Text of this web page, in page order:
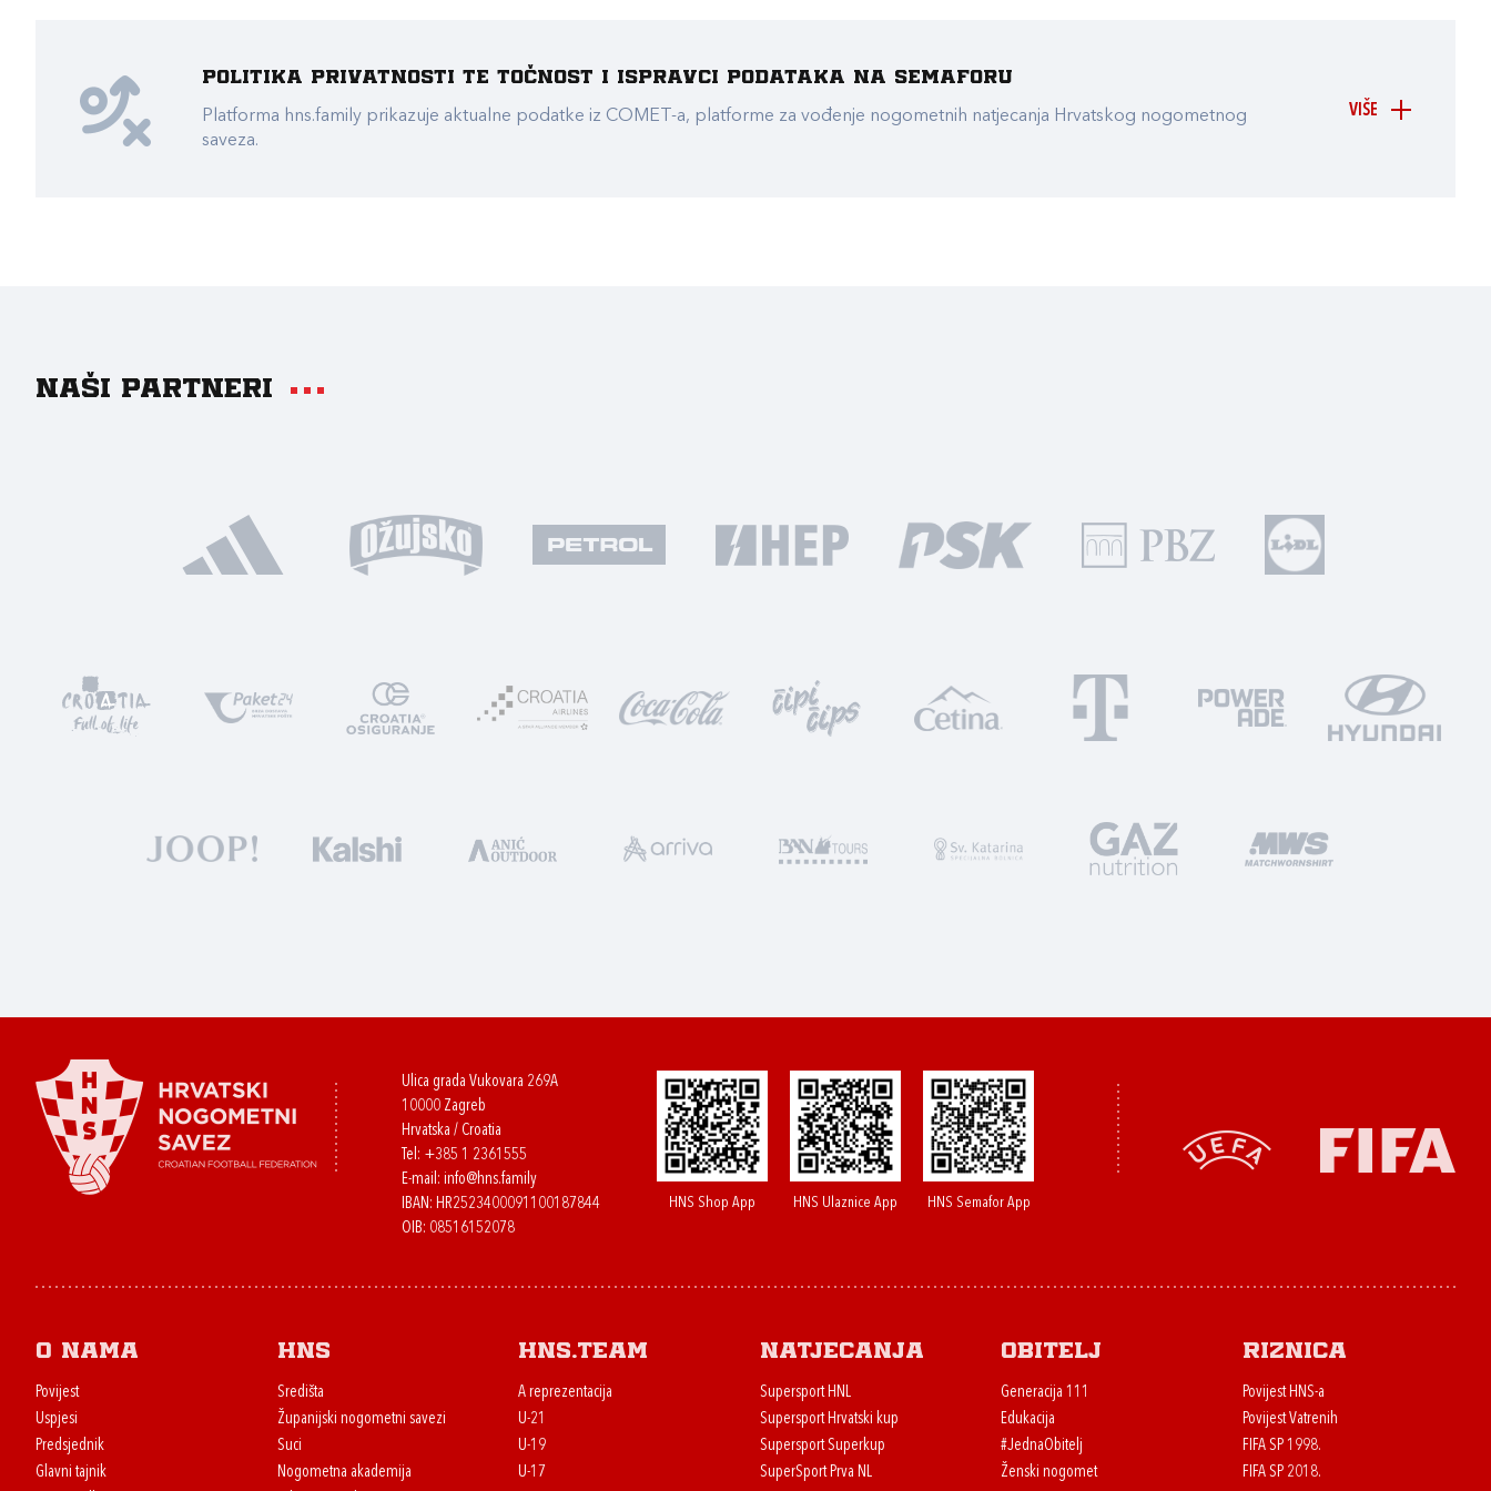
VIŠE
Politika privatnosti te točnost i ispravci podataka na Semaforu
Platforma hns.family prikazuje aktualne podatke iz COMET-a, platforme za vođenje nogometnih natjecanja Hrvatskog nogometnog
saveza.
Naši partneri
Ulica grada Vukovara 269A
10000 Zagreb
Hrvatska / Croatia
Tel: +385 1 2361555
E-mail: info@hns.family
IBAN: HR2523400091100187844
OIB: 08516152078
HNS Shop App HNS Ulaznice App HNS Semafor App
O nama
Povijest
Uspjesi
Predsjednik
Glavni tajnik
HNS
Središta
Županijski nogometni savezi
Suci
Nogometna akademija
HNS.team
A reprezentacija
U-21
U-19
U-17
Natjecanja
Supersport HNL
Supersport Hrvatski kup
Supersport Superkup
SuperSport Prva NL
Obitelj
Generacija 111
Edukacija
#JednaObitelj
Ženski nogomet
Riznica
Povijest HNS-a
Povijest Vatrenih
FIFA SP 1998.
FIFA SP 2018.